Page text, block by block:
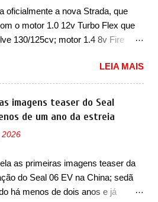
que vinha em 3 versões de
sendo duas do hatch e o sedan, a
Besta, o Vol...
do software do módulo de
bateria (AHCP e HCP). Para
envolvidos, também, será
do motor do ventilador HVAC
ventilação e ar-condicionado).
também confirmou que “foi
a possibilidade de uma
do microprocessador do Módulo
de força motriz, requerendo a
do software do modulo de...
oficialmente a nova Strada, que
o motor 1.0 12v Turbo Flex que
130/125cv; motor 1.4 8v Fire
a nova Strada, que aparece com
visuais e com uma nova opção de
da picape compacta receber o
CVT no ano passado, a
1.0 12v Turbo Flex, conhecido
soube ser mutável com
importantes que a concorrência
acompanhar e agora ela
LEIA MAIS
imagens teaser do Seal
de um ano da estreia
2026
as primeiras imagens teaser da
do Seal 06 EV na China; sedã
há menos de dois anos e já